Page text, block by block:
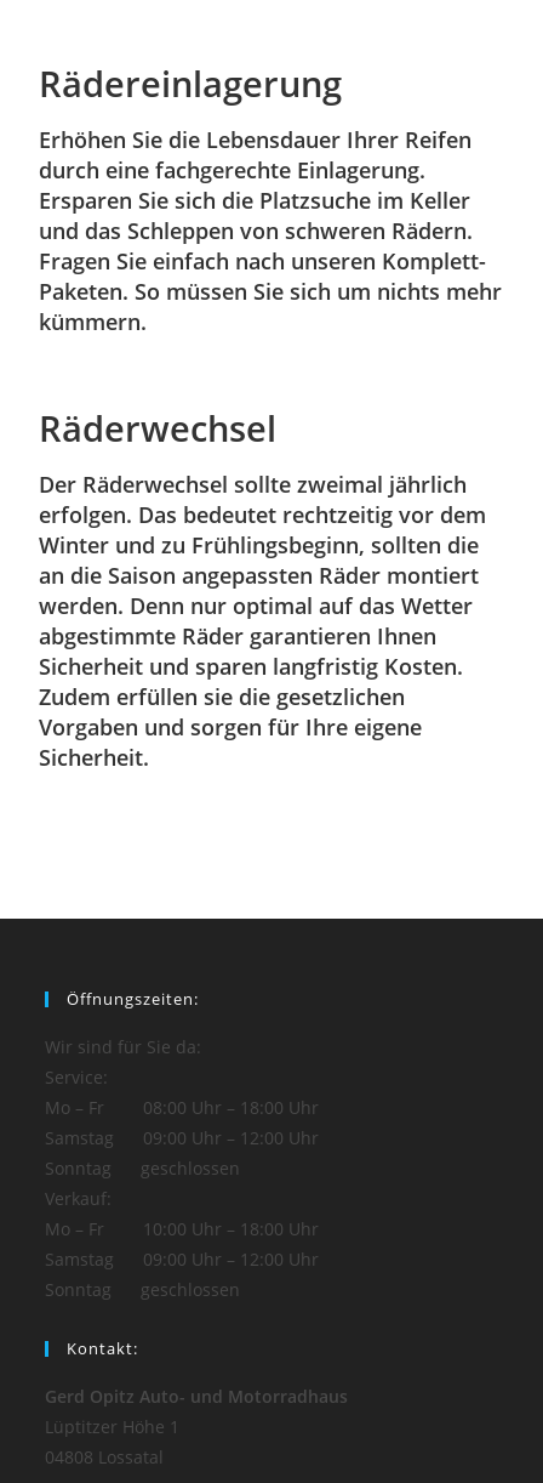
Rädereinlagerung
Erhöhen Sie die Lebensdauer Ihrer Reifen
durch eine fachgerechte Einlagerung.
Ersparen Sie sich die Platzsuche im Keller
und das Schleppen von schweren Rädern.
Fragen Sie einfach nach unseren Komplett-
Paketen. So müssen Sie sich um nichts mehr
kümmern.
Räderwechsel
Der Räderwechsel sollte zweimal jährlich
erfolgen. Das bedeutet rechtzeitig vor dem
Winter und zu Frühlingsbeginn, sollten die
an die Saison angepassten Räder montiert
werden. Denn nur optimal auf das Wetter
abgestimmte Räder garantieren Ihnen
Sicherheit und sparen langfristig Kosten.
Zudem erfüllen sie die gesetzlichen
Vorgaben und sorgen für Ihre eigene
Sicherheit.
Öffnungszeiten:
Wir sind für Sie da:
Service:
Mo – Fr 08:00 Uhr – 18:00 Uhr
Samstag 09:00 Uhr – 12:00 Uhr
Sonntag geschlossen
Verkauf:
Mo – Fr 10:00 Uhr – 18:00 Uhr
Samstag 09:00 Uhr – 12:00 Uhr
Sonntag geschlossen
Kontakt:
Gerd Opitz Auto- und Motorradhaus
Lüptitzer Höhe 1
04808 Lossatal